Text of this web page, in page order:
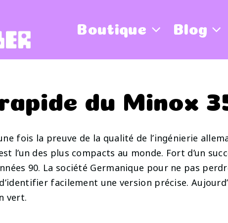
Boutique Blog
du Minox
fois la preuve de la qualité de l’ingénierie
l’un des plus compacts au monde. Fort d’un
90. La société Germanique pour ne pas
facilement une version précise.
vert.